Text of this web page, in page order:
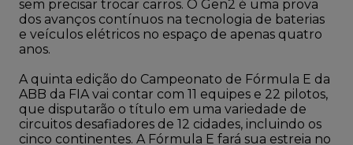
sem precisar trocar carros. O Gen2 é uma prova
dos avanços contínuos na tecnologia de baterias
e veículos elétricos no espaço de apenas quatro
anos.
A quinta edição do Campeonato de Fórmula E da
ABB da FIA vai contar com 11 equipes e 22 pilotos,
que disputarão o título em uma variedade de
circuitos desafiadores de 12 cidades, incluindo os
cinco continentes. A Fórmula E fará sua estreia no